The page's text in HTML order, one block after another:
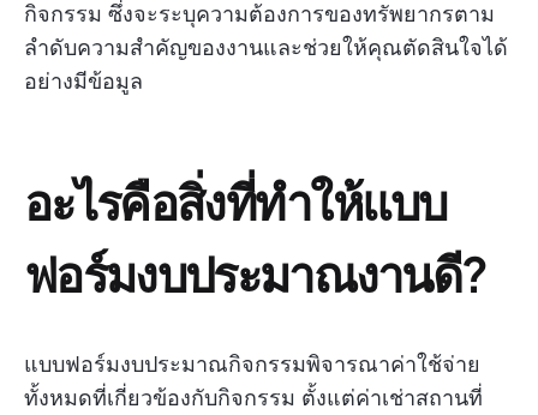
กิจกรรม ซึ่งจะระบุความต้องการของทรัพยากรตาม
ลำดับความสำคัญของงานและช่วยให้คุณตัดสินใจได้
อย่างมีข้อมูล
อะไรคือสิ่งที่ทำให้แบบ
ฟอร์มงบประมาณงานดี?
แบบฟอร์มงบประมาณกิจกรรมพิจารณาค่าใช้จ่าย
ทั้งหมดที่เกี่ยวข้องกับกิจกรรม ตั้งแต่ค่าเช่าสถานที่